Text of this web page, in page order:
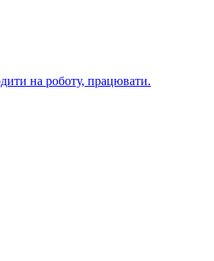
на роботу, працювати.